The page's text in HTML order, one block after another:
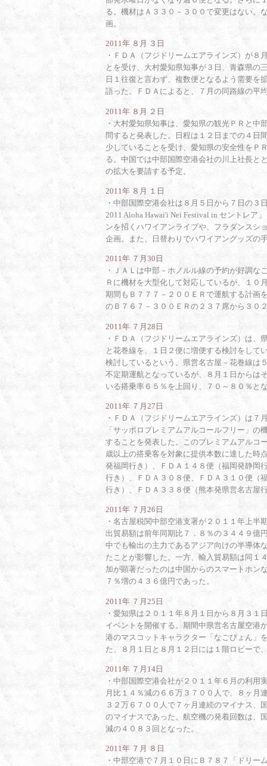
る。機材はＡ３３０－３００で変更はない。
画。
2011年 ８月 ３日
・ ＦＤＡ（フジドリームエアラインズ）が８
とを受け、大村愛知県知事が３日、青森県の
日１往復と言わず、複数便となるよう需要を
語った。ＦＤＡによると、７月の同路線の平
2011年 ８月 ２日
・ 大村愛知県知事は、愛知県の観光ＰＲと中
問すると発表した。日程は１２日までの４日
少していることを受け、愛知県の安全性をＰ
る。中国では中部国際空港会社の川上社長と
の拡大を要請する予定。
2011年 ８月 １日
・ 中部国際空港会社は８月５日から７日の３
2011 Aloha Hawai'i Nei Festival in セントレア
ンを招くハワイアンライブや、フラダンスシ
企画。また、日替わりでハワイアングッズの
2011年 ７月30日
・ ＪＡＬは中部－ホノルル線の予約が好調な
Ｒに機材を大型化して対応しているが、１０
期間もＢ７７７－２００ＥＲで運航する計画
のＢ７６７－３００ＥＲの２３７席から３０
2011年 ７月28日
・ ＦＤＡ（フジドリームエアラインズ）は、
と花巻線を、１日２便に増便する検討をして
検討しているという。県営名古屋－花巻線は
不定期運航となっているが、８月１日からは
いる搭乗率６５％を上回り、７０～８０％と
2011年 ７月27日
・ ＦＤＡ（フジドリームエアラインズ）は７
「サッポロプレミアムアルコールフリー」
することを発表した。このプレミアムアルコ
歳以上の搭乗客を対象に提供本数に達した時
発福岡行き）、ＦＤＡ１４８便（福岡発静岡
行き）、ＦＤＡ３０８便、ＦＤＡ３１０便（
行き）、ＦＤＡ３３８便（熊本発県営名古屋
2011年 ７月26日
・ 名古屋税関中部空港支署が２０１１年上半
出貿易額は前年同期比７．８％の３４４９億
中でも輸出の主力であるアジア向けの半導体
たことが影響した。一方、輸入貿易額は同１
加が顕著だったのは中国からのスマートホン
７％増の４３６億円であった。
2011年 ７月25日
・ 愛知県は２０１１年８月１日から８月３１
イベントを開催する。期間中県営名古屋空港
港のマスコットキャラクター「なごぴょん」
た、８月１日と８月１２日には１階ロビーで
2011年 ７月14日
・ 中部国際空港会社が２０１１年６月の利用
月比１４％減の６６万３７００人で、８ヶ月
３２万６７００人で７ヶ月連続のマイナス、
のマイナスであった。航空機の発着回数は、
減の４０８３回となった。
2011年 ７月 ８日
・ 中部空港で７月１０日にＢ７８７「ドリー